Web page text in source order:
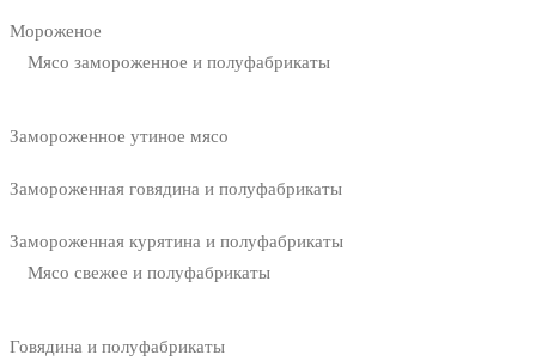
Мороженое
Мясо замороженное и полуфабрикаты
Замороженное утиное мясо
Замороженная говядина и полуфабрикаты
Замороженная курятина и полуфабрикаты
Мясо свежее и полуфабрикаты
Говядина и полуфабрикаты